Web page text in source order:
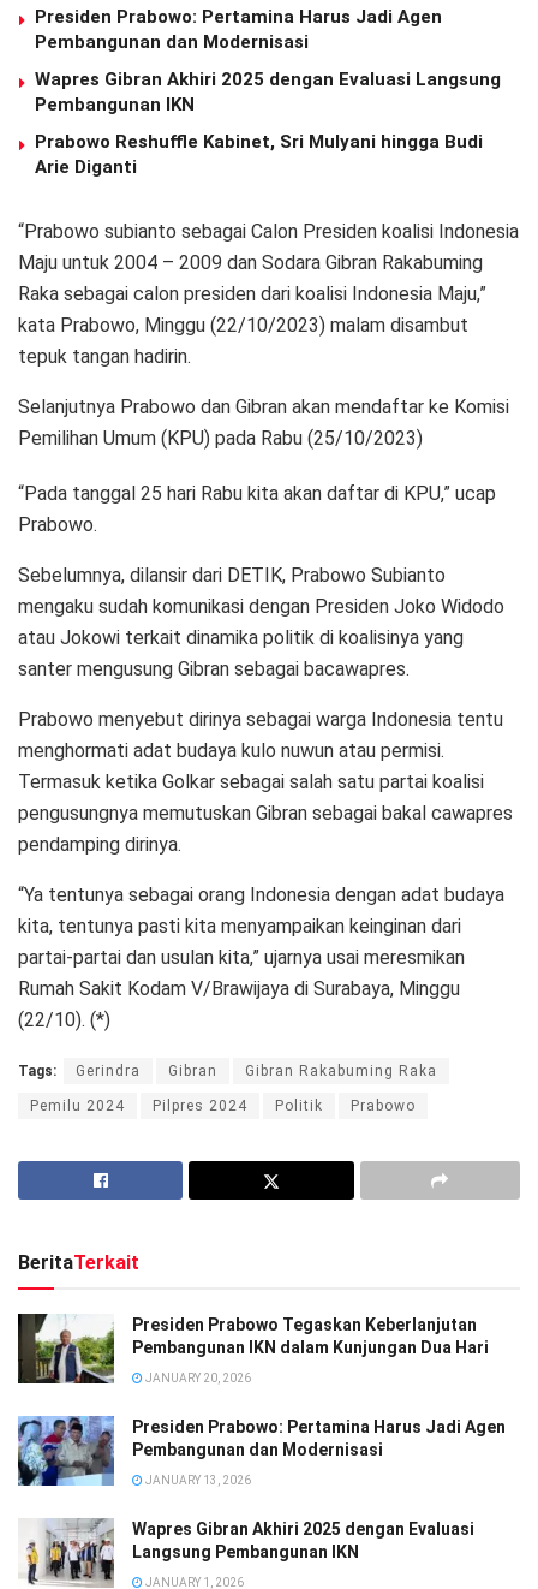
Presiden Prabowo: Pertamina Harus Jadi Agen
Pembangunan dan Modernisasi
Wapres Gibran Akhiri 2025 dengan Evaluasi Langsung
Pembangunan IKN
Prabowo Reshuffle Kabinet, Sri Mulyani hingga Budi
Arie Diganti
“Prabowo subianto sebagai Calon Presiden koalisi Indonesia
Maju untuk 2004 – 2009 dan Sodara Gibran Rakabuming
Raka sebagai calon presiden dari koalisi Indonesia Maju,”
kata Prabowo, Minggu (22/10/2023) malam disambut
tepuk tangan hadirin.
Selanjutnya Prabowo dan Gibran akan mendaftar ke Komisi
Pemilihan Umum (KPU) pada Rabu (25/10/2023)
“Pada tanggal 25 hari Rabu kita akan daftar di KPU,” ucap
Prabowo.
Sebelumnya, dilansir dari DETIK, Prabowo Subianto
mengaku sudah komunikasi dengan Presiden Joko Widodo
atau Jokowi terkait dinamika politik di koalisinya yang
santer mengusung Gibran sebagai bacawapres.
Prabowo menyebut dirinya sebagai warga Indonesia tentu
menghormati adat budaya kulo nuwun atau permisi.
Termasuk ketika Golkar sebagai salah satu partai koalisi
pengusungnya memutuskan Gibran sebagai bakal cawapres
pendamping dirinya.
“Ya tentunya sebagai orang Indonesia dengan adat budaya
kita, tentunya pasti kita menyampaikan keinginan dari
partai-partai dan usulan kita,” ujarnya usai meresmikan
Rumah Sakit Kodam V/Brawijaya di Surabaya, Minggu
(22/10). (*)
Tags: Gerindra Gibran Gibran Rakabuming Raka
Pemilu 2024 Pilpres 2024 Politik Prabowo
BeritaTerkait
Presiden Prabowo Tegaskan Keberlanjutan
Pembangunan IKN dalam Kunjungan Dua Hari
JANUARY 20, 2026
Presiden Prabowo: Pertamina Harus Jadi Agen
Pembangunan dan Modernisasi
JANUARY 13, 2026
Wapres Gibran Akhiri 2025 dengan Evaluasi
Langsung Pembangunan IKN
JANUARY 1, 2026